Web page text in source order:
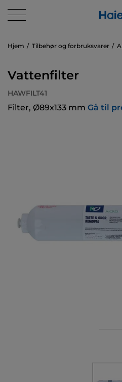
Hjem Tilbehør og forbruksvarer
Vattenfilter
HAWFILT41
Filter, Ø89x133 mm Gå til